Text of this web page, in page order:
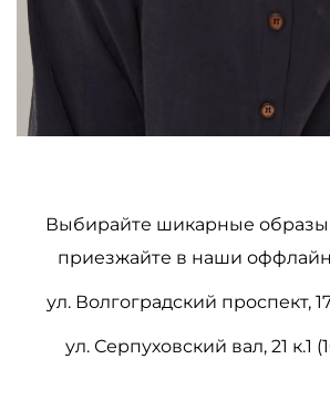
Выбирайте шикарные образы
приезжайте в наши
ул. Волгоградский проспект,
ул. Серпуховский вал, 21 к.1